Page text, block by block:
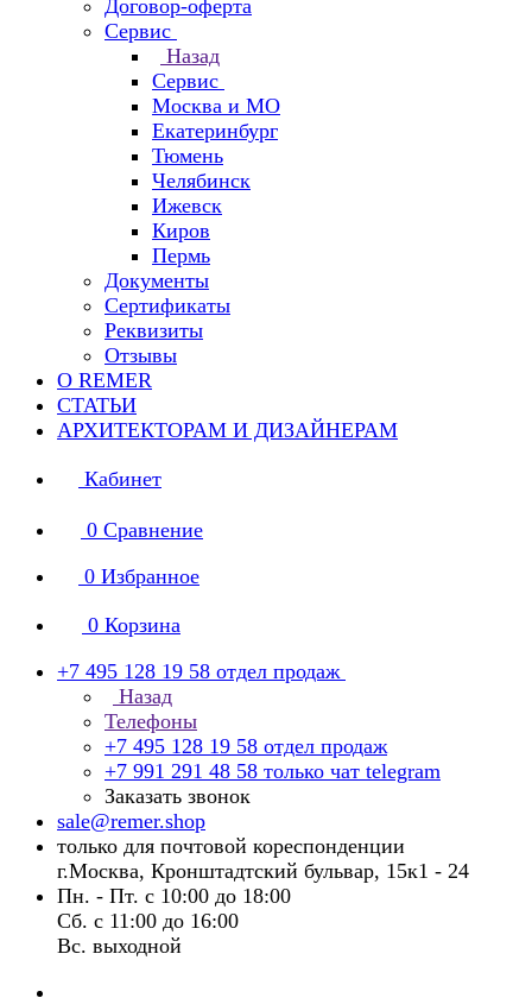
Договор-оферта
Сервис
Назад
Сервис
Москва и МО
Екатеринбург
Тюмень
Челябинск
Ижевск
Киров
Пермь
Документы
Сертификаты
Реквизиты
Отзывы
О REMER
СТАТЬИ
АРХИТЕКТОРАМ И ДИЗАЙНЕРАМ
Кабинет
0 Сравнение
0 Избранное
0 Корзина
+7 495 128 19 58 отдел продаж
Назад
Телефоны
+7 495 128 19 58 отдел продаж
+7 991 291 48 58 только чат telegram
Заказать звонок
sale@remer.shop
только для почтовой кореспонденции
г.Москва, Кронштадтский бульвар, 15к1 - 24
Пн. - Пт. с 10:00 до 18:00
Сб. с 11:00 до 16:00
Вс. выходной